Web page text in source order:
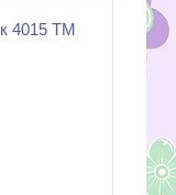
4015 ТМ